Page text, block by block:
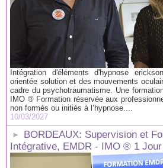
Intégration d'éléments d'hypnose
orientée solution et des mouvements
cadre du psychotraumatisme. Une
IMO ® Formation réservée aux
non formés ou initiés à l’hypnose....
10/03/2027
BORDEAUX: Supervision et
Intégrative, EMDR - IMO ® 1